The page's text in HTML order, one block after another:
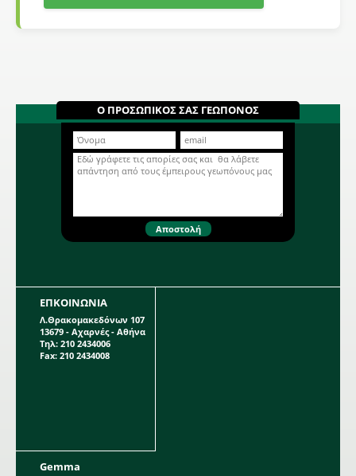
Ο ΠΡΟΣΩΠΙΚΟΣ ΣΑΣ ΓΕΩΠΟΝΟΣ
ΕΠΚΟΙΝΩΝΙΑ
Λ.Θρακομακεδόνων 107
13679 - Αχαρνές - Αθήνα
Τηλ: 210 2434006
Fax: 210 2434008
Gemma